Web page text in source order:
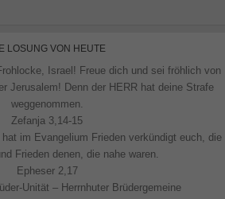
LOSUNG VON HEUTE
Israel! Freue dich und sei fröhlich von
Jerusalem! Denn der HERR hat deine Strafe
weggenommen.
Zefanja 3,14-15
im Evangelium Frieden verkündigt euch, die
Frieden denen, die nahe waren.
Epheser 2,17
Unität – Herrnhuter Brüdergemeine